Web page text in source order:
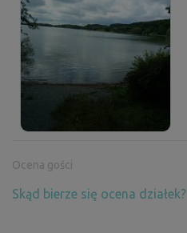
Ocena gości
Skąd bierze się ocena działek?